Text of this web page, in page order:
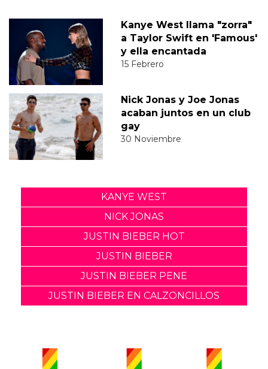
Kanye West llama "zorra"
a Taylor Swift en 'Famous'
y ella encantada
15 Febrero
Nick Jonas y Joe Jonas
acaban juntos en un club
gay
30 Noviembre
KANYE WEST
NICK JONAS
JUSTIN BIEBER HOT
JUSTIN BIEBER
JUSTIN BIEBER PENE
JUSTIN BIEBER EN CALZONCILLOS